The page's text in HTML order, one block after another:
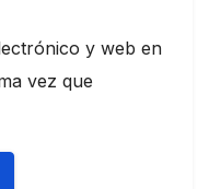
y web en
vez que